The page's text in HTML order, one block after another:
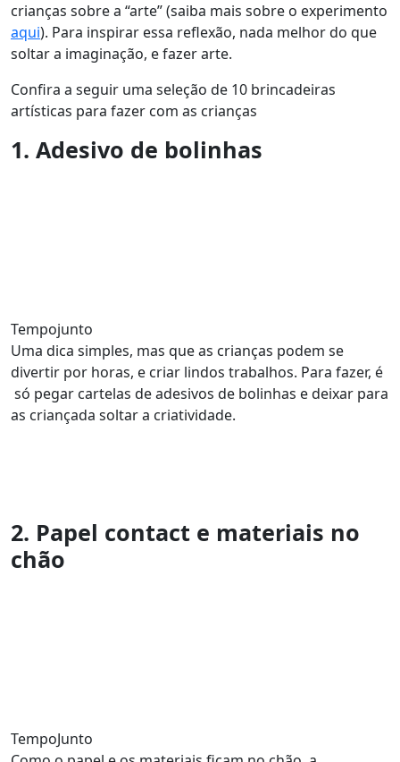
crianças sobre a “arte” (saiba mais sobre o experimento
aqui). Para inspirar essa reflexão, nada melhor do que
soltar a imaginação, e fazer arte.
Confira a seguir uma seleção de 10 brincadeiras
artísticas para fazer com as crianças
1. Adesivo de bolinhas
Tempojunto
Uma dica simples, mas que as crianças podem se
divertir por horas, e criar lindos trabalhos. Para fazer, é
só pegar cartelas de adesivos de bolinhas e deixar para
as criançada soltar a criatividade.
2. Papel contact e materiais no
chão
TempoJunto